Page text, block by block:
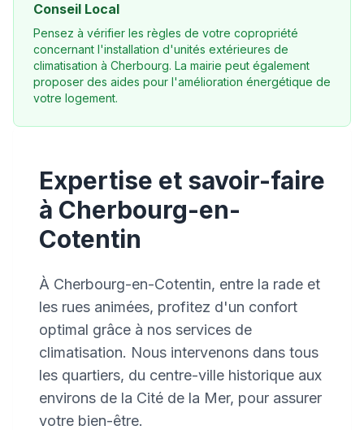
Expertise et savoir-faire
à Cherbourg-en-
Cotentin
À Cherbourg-en-Cotentin, entre la rade et
les rues animées, profitez d'un confort
optimal grâce à nos services de
climatisation. Nous intervenons dans tous
les quartiers, du centre-ville historique aux
environs de la Cité de la Mer, pour assurer
votre bien-être.
Conseil Local
Pensez à vérifier les règles de votre copropriété
concernant l'installation d'unités extérieures de
climatisation à Cherbourg. La mairie peut également
proposer des aides pour l'amélioration énergétique de
votre logement.